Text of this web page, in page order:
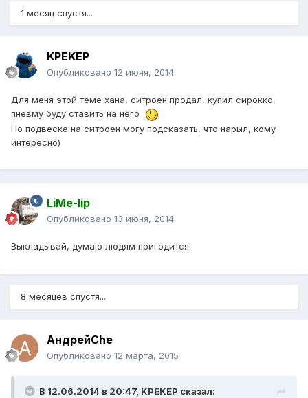
1 месяц спустя...
KPEKEP
Опубликовано 12 июня, 2014
Для меня этой теме хана, ситроен продал, купил сирокко,
пневму буду ставить на него
По подвеске на ситроен могу подсказать, что нарыл, кому
интересно)
LiMe-lip
Опубликовано 13 июня, 2014
Выкладывай, думаю людям пригодится.
8 месяцев спустя...
АндрейChe
Опубликовано 12 марта, 2015
В 12.06.2014 в 20:47, KPEKEP сказал: